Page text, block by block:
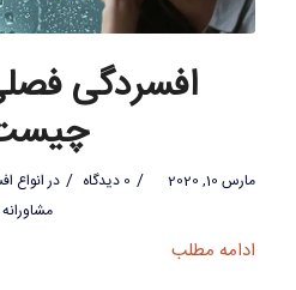
افسردگی
مارس 10, 2020 / 0 دیدگاه / درانواع
مشاورانه
ادامه مطلب